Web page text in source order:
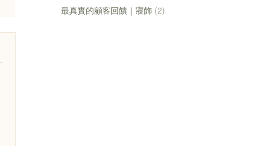
最真實的顧客回饋｜寢飾 (2)